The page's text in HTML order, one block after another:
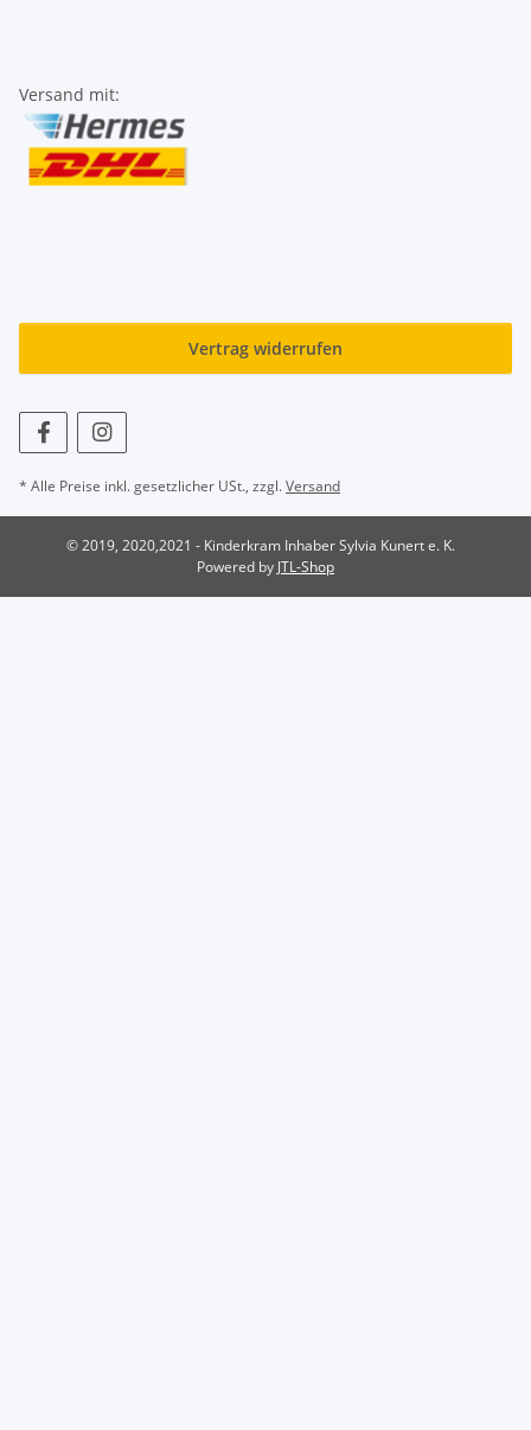
Versand mit:
Vertrag widerrufen
* Alle Preise inkl. gesetzlicher USt., zzgl.Versand
© 2019, 2020,2021 - Kinderkram Inhaber Sylvia Kunert e. K.
Powered by JTL-Shop